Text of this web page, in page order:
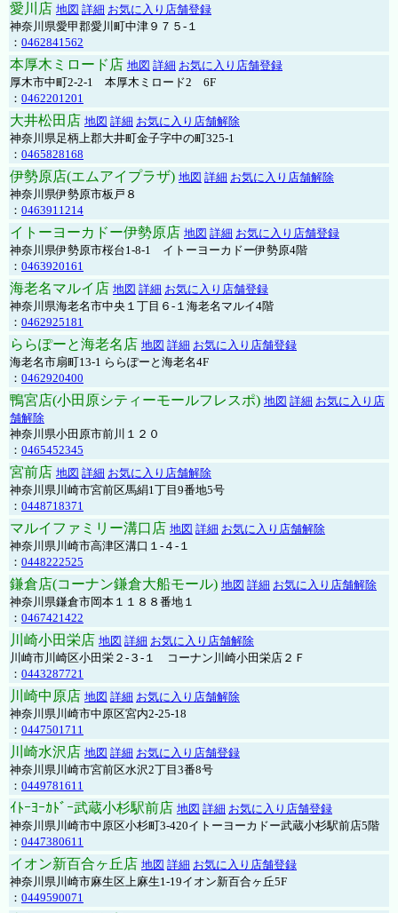
愛川店 地図 詳細 お気に入り店舗登録
神奈川県愛甲郡愛川町中津９７５-１
： 0462841562
本厚木ミロード店 地図 詳細 お気に入り店舗登録
厚木市中町2-2-1 本厚木ミロード2 6F
： 0462201201
大井松田店 地図 詳細 お気に入り店舗解除
神奈川県足柄上郡大井町金子字中の町325-1
： 0465828168
伊勢原店(エムアイプラザ) 地図 詳細 お気に入り店舗解除
神奈川県伊勢原市板戸８
： 0463911214
イトーヨーカドー伊勢原店 地図 詳細 お気に入り店舗登録
神奈川県伊勢原市桜台1-8-1 イトーヨーカドー伊勢原4階
： 0463920161
海老名マルイ店 地図 詳細 お気に入り店舗登録
神奈川県海老名市中央１丁目６-１海老名マルイ4階
： 0462925181
ららぽーと海老名店 地図 詳細 お気に入り店舗登録
海老名市扇町13-1 ららぽーと海老名4F
： 0462920400
鴨宮店(小田原シティーモールフレスポ) 地図 詳細 お気に入り店
舗解除
神奈川県小田原市前川１２０
： 0465452345
宮前店 地図 詳細 お気に入り店舗解除
神奈川県川崎市宮前区馬絹1丁目9番地5号
： 0448718371
マルイファミリー溝口店 地図 詳細 お気に入り店舗解除
神奈川県川崎市高津区溝口１-４-１
： 0448222525
鎌倉店(コーナン鎌倉大船モール) 地図 詳細 お気に入り店舗解除
神奈川県鎌倉市岡本１１８８番地１
： 0467421422
川崎小田栄店 地図 詳細 お気に入り店舗解除
川崎市川崎区小田栄２‐３‐１ コーナン川崎小田栄店２Ｆ
： 0443287721
川崎中原店 地図 詳細 お気に入り店舗解除
神奈川県川崎市中原区宮内2-25-18
： 0447501711
川崎水沢店 地図 詳細 お気に入り店舗登録
神奈川県川崎市宮前区水沢2丁目3番8号
： 0449781611
ｲﾄｰﾖｰｶﾄﾞｰ武蔵小杉駅前店 地図 詳細 お気に入り店舗登録
神奈川県川崎市中原区小杉町3-420イトーヨーカドー武蔵小杉駅前店5階
： 0447380611
イオン新百合ヶ丘店 地図 詳細 お気に入り店舗登録
神奈川県川崎市麻生区上麻生1-19イオン新百合ヶ丘5F
： 0449590071